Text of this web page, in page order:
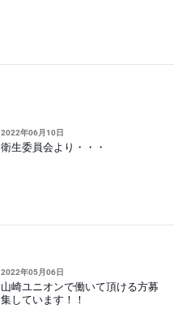
2022年06月10日
衛生委員会より・・・
2022年05月06日
山崎ユニオンで働いて頂ける方募
集しています！！